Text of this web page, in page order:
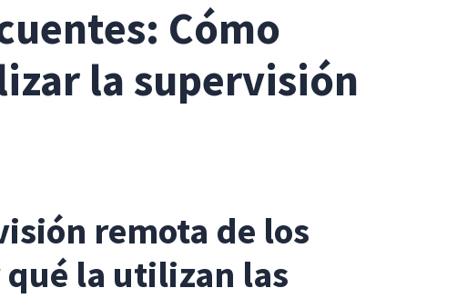
Cómo
la supervisión
remota de los
la utilizan las